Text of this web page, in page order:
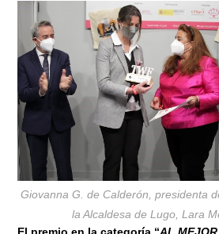
Giovanna G. de Calderón, presidenta
la Alcaldesa de Lugo, Lara
El premio en la categoría “AL